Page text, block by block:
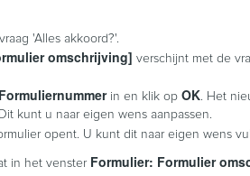
'Alles akkoord?'.
omschrijving] verschijnt met de
Formuliernummer in en klik op OK . Het
kunt u naar eigen wens aanpassen.
opent. U kunt dit naar eigen wens
in het vensterFormulier: Formulier